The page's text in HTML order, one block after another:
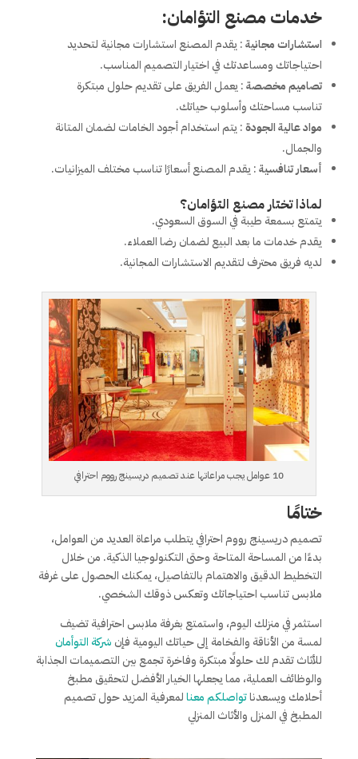
خدمات مصنع التؤامان:
استشارات مجانية: يقدم المصنع استشارات مجانية لتحديد
احتياجاتك ومساعدتك في اختيار التصميم المناسب.
تصاميم مخصصة: يعمل الفريق على تقديم حلول مبتكرة
تناسب مساحتك وأسلوب حياتك.
مواد عالية الجودة: يتم استخدام أجود الخامات لضمان المتانة
والجمال.
أسعار تنافسية: يقدم المصنع أسعارًا تناسب مختلف الميزانيات.
لماذا تختار مصنع التؤامان؟
يتمتع بسمعة طيبة في السوق السعودي.
يقدم خدمات ما بعد البيع لضمان رضا العملاء.
لديه فريق محترف لتقديم الاستشارات المجانية.
10 عوامل يجب مراعاتها عند تصميم دريسينج رووم احترافي
ختامًا
تصميم دريسينج رووم احترافي يتطلب مراعاة العديد من العوامل،
بدءًا من المساحة المتاحة وحتى التكنولوجيا الذكية. من خلال
التخطيط الدقيق والاهتمام بالتفاصيل، يمكنك الحصول على غرفة
ملابس تناسب احتياجاتك وتعكس ذوقك الشخصي.
استثمر في منزلك اليوم، واستمتع بغرفة ملابس احترافية تضيف
لمسة من الأناقة والفخامة إلى حياتك اليومية فإن شركة التوأمان
للأثاث تقدم لك حلولًا مبتكرة وفاخرة تجمع بين التصميمات الجذابة
والوظائف العملية، مما يجعلها الخيار الأفضل لتحقيق مطبخ
أحلامك ويسعدناتواصلكم معنالمعرفية المزيد حول تصميم
المطبخ في المنزل والأثاث المنزلي